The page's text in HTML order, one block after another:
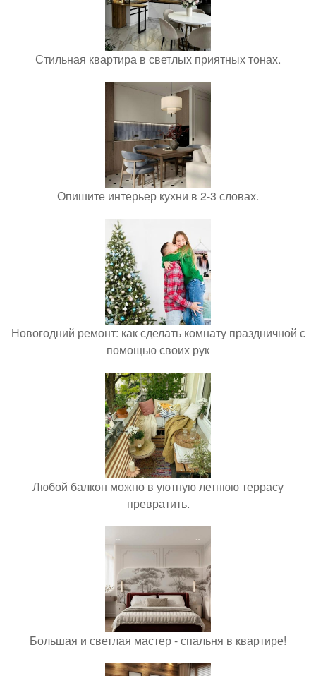
Стильная квартира в светлых приятных тонах.
Опишите интерьер кухни в 2-3 словах.
Новогодний ремонт: как сделать комнату праздничной с
помощью своих рук
Любой балкон можно в уютную летнюю террасу
превратить.
Большая и светлая мастер - спальня в квартире!